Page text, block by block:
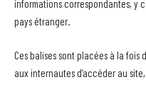
informations correspondantes, y
pays étranger.
Ces balises sont placées à la
aux internautes d’accéder au